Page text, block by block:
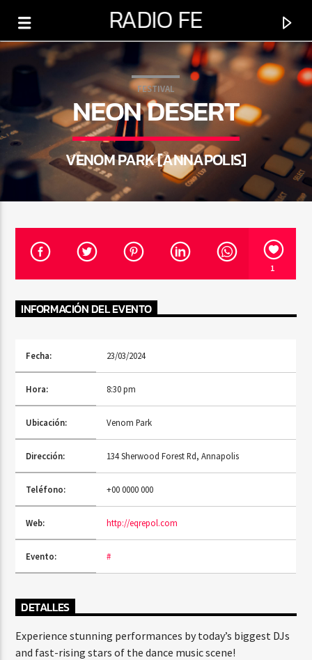
RADIO FE
0:00
6:00 PM 12:00 AM
Radio Fe
FESTIVAL
NEON DESERT
VENOM PARK [ANNAPOLIS]
1
INFORMACIÓN DEL EVENTO
Fecha: 23/03/2024
Hora: 8:30 pm
Ubicación: Venom Park
Dirección: 134 Sherwood Forest Rd, Annapolis
Teléfono: +00 0000 000
Web: http://eqrepol.com
Evento: #
DETALLES
Experience stunning performances by today’s biggest DJs
and fast-rising stars of the dance music scene!